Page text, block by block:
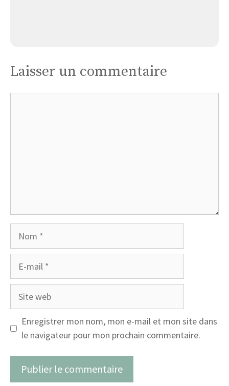
Laisser un commentaire
Site
Enregistrer mon nom, mon e-mail et mon site dans
le navigateur pour mon prochain commentaire.